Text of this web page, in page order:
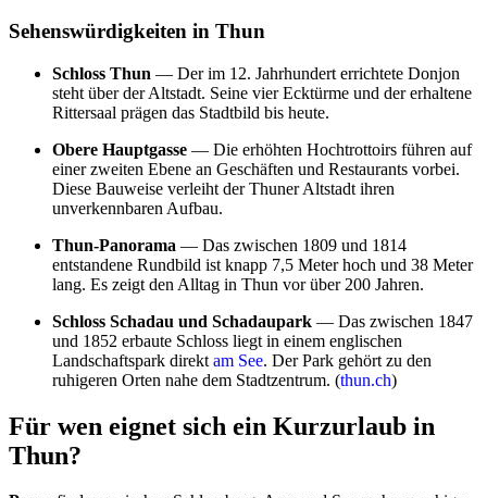
Sehenswürdigkeiten in Thun
Schloss Thun — Der im 12. Jahrhundert errichtete Donjon
steht über der Altstadt. Seine vier Ecktürme und der erhaltene
Rittersaal prägen das Stadtbild bis heute.
Obere Hauptgasse — Die erhöhten Hochtrottoirs führen auf
einer zweiten Ebene an Geschäften und Restaurants vorbei.
Diese Bauweise verleiht der Thuner Altstadt ihren
unverkennbaren Aufbau.
Thun-Panorama — Das zwischen 1809 und 1814
entstandene Rundbild ist knapp 7,5 Meter hoch und 38 Meter
lang. Es zeigt den Alltag in Thun vor über 200 Jahren.
Schloss Schadau und Schadaupark — Das zwischen 1847
und 1852 erbaute Schloss liegt in einem englischen
Landschaftspark direkt am See. Der Park gehört zu den
ruhigeren Orten nahe dem Stadtzentrum. (thun.ch)
Für wen eignet sich ein Kurzurlaub in
Thun?